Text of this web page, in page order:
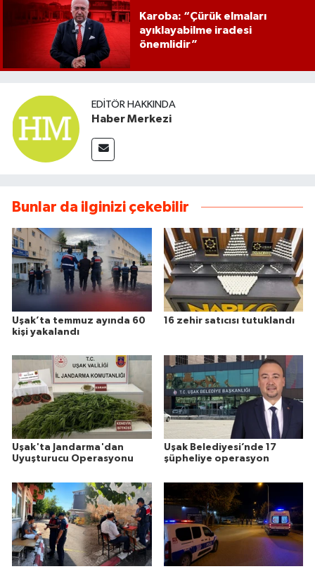
Karoba: “Çürük elmaları
ayıklayabilme iradesi
önemlidir”
EDITÖR HAKKINDA
Haber Merkezi
Bunlar da ilginizi çekebilir
Uşak’ta temmuz ayında 60
kişi yakalandı
16 zehir satıcısı tutuklandı
Uşak'ta Jandarma'dan
Uyuşturucu Operasyonu
Uşak Belediyesi’nde 17
şüpheliye operasyon